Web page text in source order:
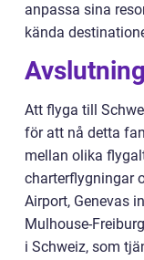
anpassa sina
kända
Att flyga till
för att nå detta
mellan olika
charterflygningar
Airport, Genevas
Mulhouse-
i Schweiz, som